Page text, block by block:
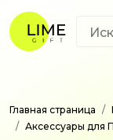
Главная страница
Аксессуары для